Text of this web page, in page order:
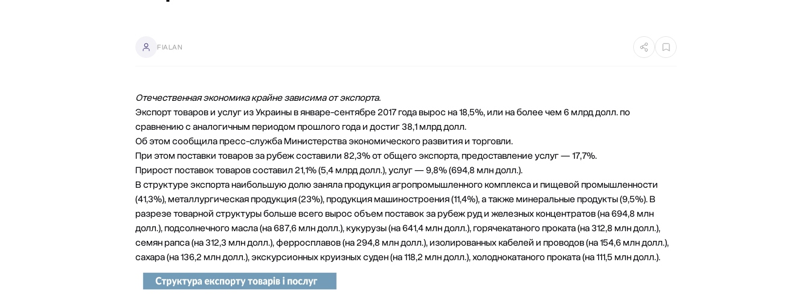
FIALAN
Отечественная экономика крайне зависима от экспорта.
Экспорт товаров и услуг из Украины в январе-сентябре 2017 года вырос на 18,5%, или на более чем 6 млрд долл. по
сравнению с аналогичным периодом прошлого года и достиг 38,1 млрд долл.
Об этом сообщила пресс-служба Министерства экономического развития и торговли.
При этом поставки товаров за рубеж составили 82,3% от общего экспорта, предоставление услуг — 17,7%.
Прирост поставок товаров составил 21,1% (5,4 млрд долл.), услуг — 9,8% (694,8 млн долл.).
В структуре экспорта наибольшую долю заняла продукция агропромышленного комплекса и пищевой промышленности
(41,3%), металлургическая продукция (23%), продукция машиностроения (11,4%), а также минеральные продукты (9,5%). В
разрезе товарной структуры больше всего вырос объем поставок за рубеж руд и железных концентратов (на 694,8 млн
долл.), подсолнечного масла (на 687,6 млн долл.), кукурузы (на 641,4 млн долл.), горячекатаного проката (на 312,8 млн долл.),
семян рапса (на 312,3 млн долл.), ферросплавов (на 294,8 млн долл.), изолированных кабелей и проводов (на 154,6 млн долл.),
сахара (на 136,2 млн долл.), экскурсионных круизных суден (на 118,2 млн долл.), холоднокатаного проката (на 111,5 млн долл.).